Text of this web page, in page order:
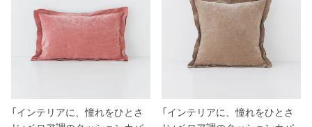
「インテリアに、憧れをひとさ
「インテリアに、憧れをひとさ